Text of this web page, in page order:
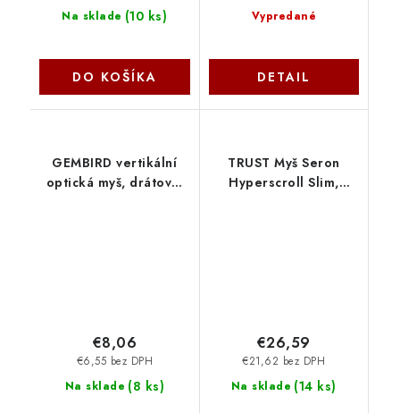
Na sklade (10 ks)
DO KOŠÍKA
Vypredané
DETAIL
GEMBIRD vertikální
optická myš, drátová,
Na sklade (8 ks)
€6,55 bez DPH
€8,06
TRUST Myš Seron
Hyperscroll Slim,
Na sklade (14 ks)
€21,62 bez DPH
€26,59